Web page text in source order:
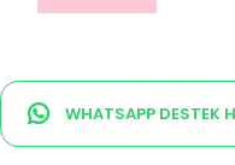
WHATSAPP DESTEK